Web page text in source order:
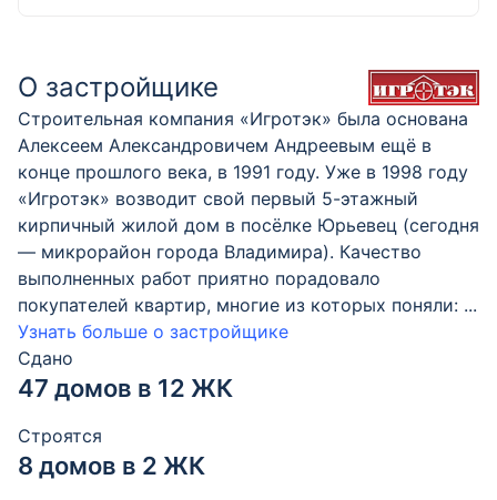
О застройщике
Строительная компания «Игротэк» была основана
Алексеем Александровичем Андреевым ещё в
конце прошлого века, в 1991 году. Уже в 1998 году
«Игротэк» возводит свой первый 5-этажный
кирпичный жилой дом в посёлке Юрьевец (сегодня
— микрорайон города Владимира). Качество
выполненных работ приятно порадовало
покупателей квартир, многие из которых поняли: ...
Узнать больше о застройщике
Сдано
47 домов в 12 ЖК
Строятся
8 домов в 2 ЖК